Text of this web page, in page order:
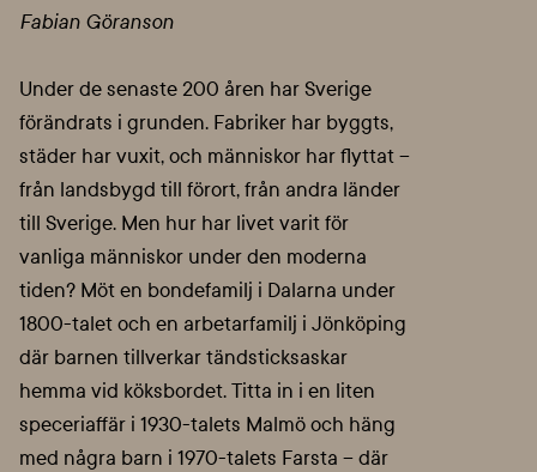
Fabian Göranson
Under de senaste 200 åren har Sverige
förändrats i grunden. Fabriker har byggts,
städer har vuxit, och människor har flyttat –
från landsbygd till förort, från andra länder
till Sverige. Men hur har livet varit för
vanliga människor under den moderna
tiden? Möt en bondefamilj i Dalarna under
1800-talet och en arbetarfamilj i Jönköping
där barnen tillverkar tändsticksaskar
hemma vid köksbordet. Titta in i en liten
speceriaffär i 1930-talets Malmö och häng
med några barn i 1970-talets Farsta – där